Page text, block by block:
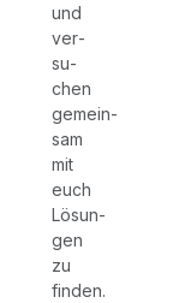
und
ver­
su­
chen
gemein­
sam
mit
euch
Lösun­
gen
zu
finden.